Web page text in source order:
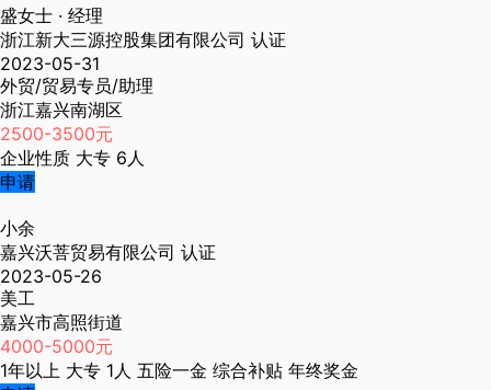
盛女士 · 经理
浙江新大三源控股集团有限公司 认证
2023-05-31
外贸/贸易专员/助理
浙江嘉兴南湖区
2500-3500元
企业性质 大专 6人
申请
小余
嘉兴沃菩贸易有限公司 认证
2023-05-26
美工
嘉兴市高照街道
4000-5000元
1年以上 大专 1人 五险一金 综合补贴 年终奖金